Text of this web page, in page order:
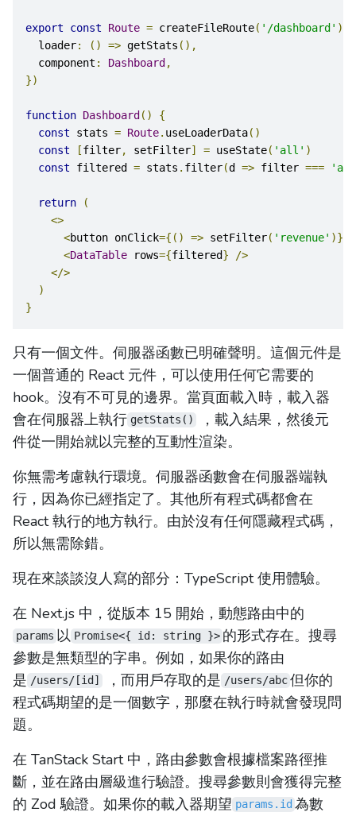
export const Route = createFileRoute( '/dashboard' )({
  loader
: () => getStats (),
  component
: Dashboard,
})
function Dashboard()
{
const stats = Route. useLoaderData()
const
[filter, setFilter] = useState( 'all' )
const filtered = stats . filter(d => filter ===
return
(
<>
<button onClick={() => setFilter( 'revenue' )}>
<DataTable rows={filtered}
/>
</>
)
}
只有一個文件。伺服器函數已明確聲明。這個元件是
一個普通的 React 元件，可以使用任何它需要的
hook。沒有不可見的邊界。當頁面載入時，載入器
會在伺服器上執行 getStats()
，載入結果，然後元
件從一開始就以完整的互動性渲染。
你無需考慮執行環境。伺服器函數會在伺服器端執
行，因為你已經指定了。其他所有程式碼都會在
React 執行的地方執行。由於沒有任何隱藏程式碼，
所以無需除錯。
現在來談談沒人寫的部分：TypeScript 使用體驗。
在 Next.js 中，從版本 15 開始，動態路由中的
params 以 Promise<{ id: string }> 的形式存在。搜尋
參數是無類型的字串。例如，如果你的路由
是 /users/[id] ，而用戶存取的是 /users/abc 但你的
程式碼期望的是一個數字，那麼在執行時就會發現問
題。
在 TanStack Start 中，路由參數會根據檔案路徑推
斷，並在路由層級進行驗證。搜尋參數則會獲得完整
的 Zod 驗證。如果你的載入器期望 params.id 為數